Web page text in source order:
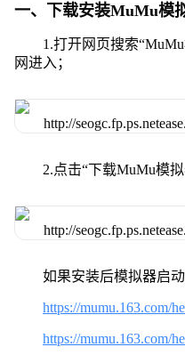
一、下载安装MuMu模
1.打开网页搜索
网进入；
2.点击“下载MuMu模拟
如果安装后模拟器启
https://mumu.163.com/
https://mumu.163.com/